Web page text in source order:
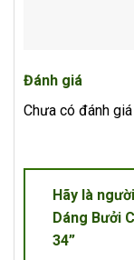
Đánh giá
Chưa có đánh giá
Hãy là
Dáng Bưởi
34”